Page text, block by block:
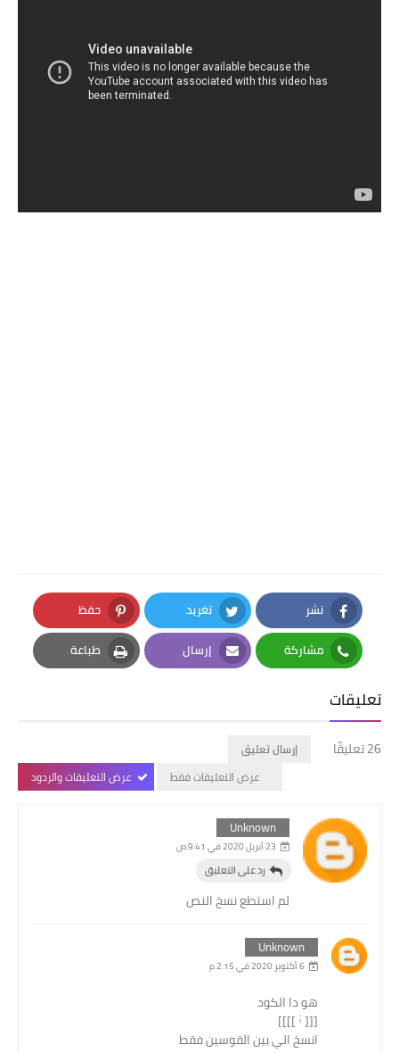
نشر
Facebook
تغريد
Twitter
حفظ
Pinterest
مشاركة
Whatsapp
إرسال
Email
طباعة
Print
تعليقات
26 تعليقًا
إرسال تعليق
عرض التعليقات فقط
عرض التعليقات والردود
Unknown
23 أبريل 2020 في 9:41 ص
لم استطع نسخ النص
رد على التعليق
Unknown
6 أكتوبر 2020 في 2:15 م
هو دا الكود
[[[ ۥٰ ]]]]
انسخ الي بين القوسين فقط